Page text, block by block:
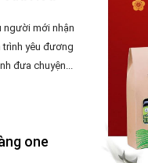
người mới nhận
trình yêu đương
đưa chuyện...
one